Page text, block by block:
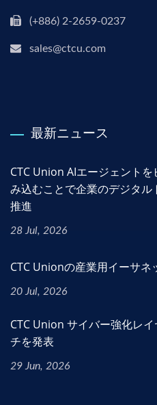
(+886) 2-2659-0237
sales@ctcu.com
最新ニュース
CTC Union AIエージェント
み込むことで企業のデジタ
推進
28 Jul, 2026
CTC Unionの産業用イーサネ
20 Jul, 2026
CTC Union サイバー強化レ
チを発表
29 Jun, 2026